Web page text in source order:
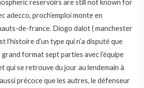
reservoirs are still not known for
adecco, proch’emploi monte en
de-france. Diogo dalot ( manchester
l’histoire d’un type qui n’a disputé que
format sept parties avec l’équipe
qui se retrouve du jour au lendemain à
précoce que les autres, le défenseur